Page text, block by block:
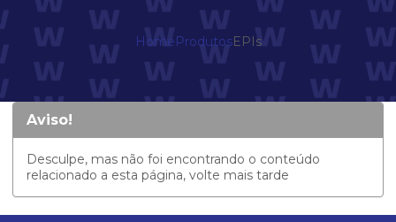
HomeProdutosEPIs
Aviso!
Desculpe, mas não foi encontrando o conteúdo
relacionado a esta página, volte mais tarde